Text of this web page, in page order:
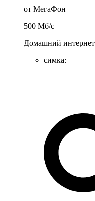
от МегаФон
500 Мб/c
Домашний интернет
симка: